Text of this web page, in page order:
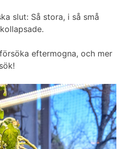
slut: Så stora, i så små
eftermogna, och mer